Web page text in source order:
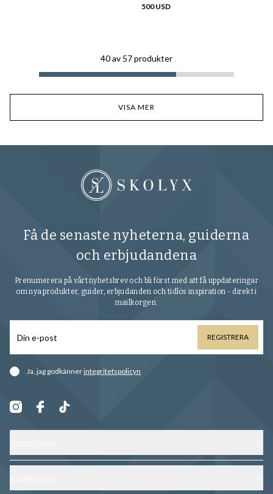
500 USD
40av 57produkter
VISA MER
Få de senaste nyheterna, guiderna
och erbjudandena
Prenumerera på vårt nyhetsbrev och bli först med att få uppdateringar
om nya produkter, guider, erbjudanden och tidlös inspiration - direkt i
mailkorgen.
REGISTRERA
Ja, jag godkännerintegritetspolicyn
Kontakta oss